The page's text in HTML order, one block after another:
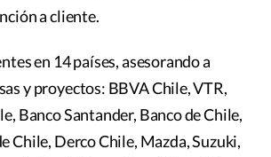
a cliente.
en 14 países, asesorando a
y proyectos: BBVA Chile, VTR,
Banco Santander, Banco de Chile,
Chile, Derco Chile, Mazda, Suzuki,